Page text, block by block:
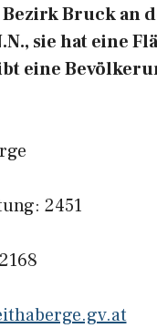
Bruck an
sie hat eine
eine
2451